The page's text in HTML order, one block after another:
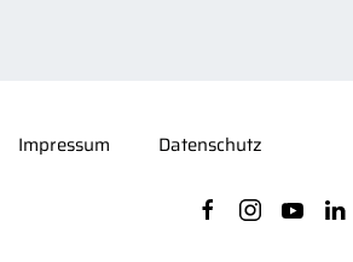
Impressum Datenschutz